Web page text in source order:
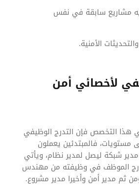
مشاريع سابقة في نفس
الأمنية.
لأخصائي أمن
هذا التخصص فإن التدرج الوظيفي
مستويات، فالمبتدئين يعملون
شبكة ليصل لمدير نظام، ويأتي
الموظف في وظيفته من مهندس
ثم مدير أمن وأخيرا مدير مشروع.